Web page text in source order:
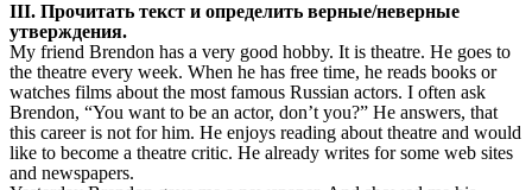
III. Прочитать текст и определить верные/неверные
утверждения.
My friend Brendon has a very good hobby. It is theatre. He goes to
the theatre every week. When he has free time, he reads books or
watches films about the most famous Russian actors. I often ask
Brendon, “You want to be an actor, don’t you?” He answers, that
this career is not for him. He enjoys reading about theatre and would
like to become a theatre critic. He already writes for some web sites
and newspapers.